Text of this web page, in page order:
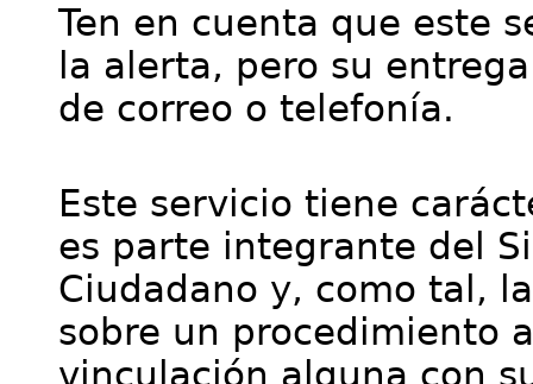
Ten en cuenta que este
la alerta, pero su
de correo o telefonía.
Este servicio tiene
es parte integrante del
Ciudadano y, como tal,
sobre un procedimiento
vinculación alguna con